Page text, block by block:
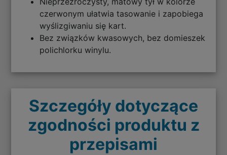
czerwonym ułatwia tasowanie i zapobiega
wyślizgiwaniu się kart.
Bez związków kwasowych, bez domieszek
polichlorku winylu.
Szczegóły dotyczące
zgodności produktu z
przepisami